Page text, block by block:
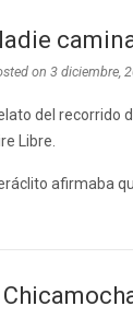
on 3 diciembre,
del recorrido
Libre.
afirmaba